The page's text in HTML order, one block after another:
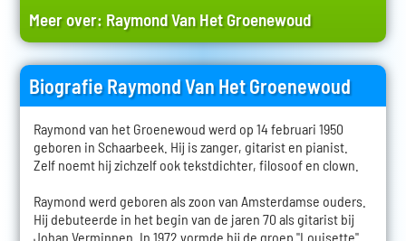
Meer over: Raymond Van Het Groenewoud
Biografie Raymond Van Het Groenewoud
Raymond van het Groenewoud werd op 14 februari 1950
geboren in Schaarbeek. Hij is zanger, gitarist en pianist.
Zelf noemt hij zichzelf ook tekstdichter, filosoof en clown.
Raymond werd geboren als zoon van Amsterdamse ouders.
Hij debuteerde in het begin van de jaren 70 als gitarist bij
Johan Verminnen. In 1972 vormde hij de groep "Louisette"